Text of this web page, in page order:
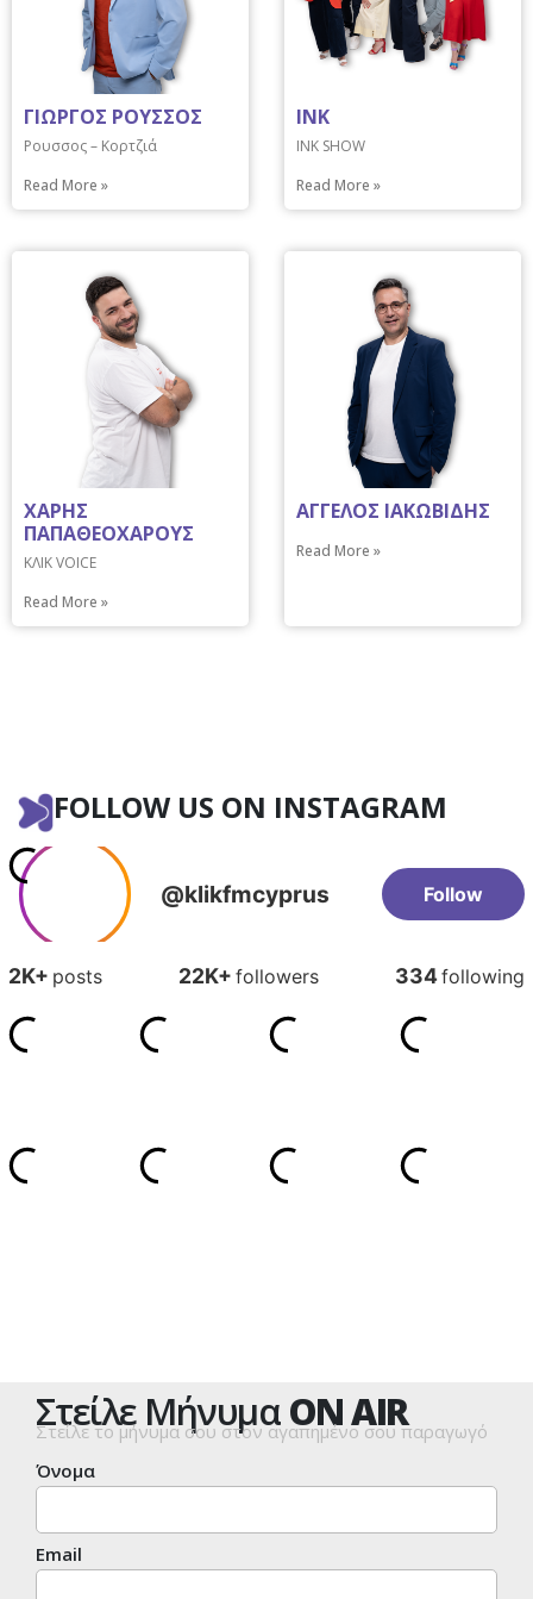
ΓΙΩΡΓΟΣ ΡΟΥΣΣΟΣ
Ρουσσος – Κορτζιά
Read More »
INK
INK SHOW
Read More »
ΧΑΡΗΣ
ΠΑΠΑΘΕΟΧΑΡΟΥΣ
ΚΛΙΚ VOICE
Read More »
ΑΓΓΕΛΟΣ ΙΑΚΩΒΙΔΗΣ
Read More »
FOLLOW US ON INSTAGRAM
Στείλε ΜήνυμαON AIR
Στείλε το μήνυμα σου στον αγαπημένο σου παραγωγό
Όνομα
Email